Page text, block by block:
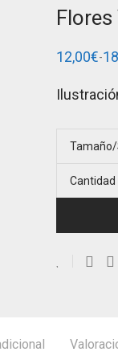
12,00€-
Rango
desde
Cantidad